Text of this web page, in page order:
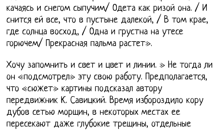
качаясь и снегом сыпучим/ Одета как ризой она. / И
снится ей все, что в пустыне далекой, / В том крае,
где солнца восход, / Одна и грустна на утесе
горючем/ Прекрасная пальма растет».
Хочу запомнить и свет и цвет и линии. » Не тогда ли
он «подсмотрел» эту свою работу. Предполагается,
что «сюжет» картины подсказал автору
передвижник К. Савицкий. Время избороздило кору
дубов сетью морщин, в некоторых местах ее
пересекают даже глубокие трещины, отдельные